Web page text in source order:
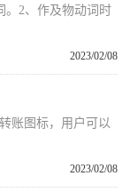
。2、作及物动词时
2023/02/08
账图标，用户可以
2023/02/08